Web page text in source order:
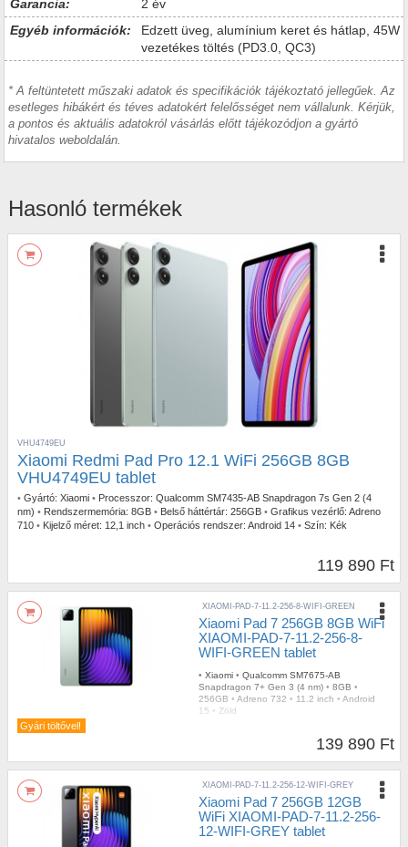
Garancia:
2 év
Egyéb információk:
Edzett üveg, alumínium keret és hátlap, 45W
vezetékes töltés (PD3.0, QC3)
* A feltüntetett műszaki adatok és specifikációk tájékoztató jellegűek. Az
esetleges hibákért és téves adatokért felelősséget nem vállalunk. Kérjük,
a pontos és aktuális adatokról vásárlás előtt tájékozódjon a gyártó
hivatalos weboldalán.
Hasonló termékek
VHU4749EU
Xiaomi Redmi Pad Pro 12.1 WiFi 256GB 8GB
VHU4749EU tablet
• Gyártó: Xiaomi • Processzor: Qualcomm SM7435-AB Snapdragon 7s Gen 2 (4
nm) • Rendszermemória: 8GB • Belső háttértár: 256GB • Grafikus vezérlő: Adreno
710 • Kijelző méret: 12,1 inch • Operációs rendszer: Android 14 • Szín: Kék
119 890 Ft
Gyári töltővel!
XIAOMI-PAD-7-11.2-256-8-WIFI-GREEN
Xiaomi Pad 7 256GB 8GB WiFi
XIAOMI-PAD-7-11.2-256-8-
WIFI-GREEN tablet
• Xiaomi • Qualcomm SM7675-AB
Snapdragon 7+ Gen 3 (4 nm) • 8GB •
256GB • Adreno 732 • 11.2 inch • Android
15 • Zöld
139 890 Ft
XIAOMI-PAD-7-11.2-256-12-WIFI-GREY
Xiaomi Pad 7 256GB 12GB
WiFi XIAOMI-PAD-7-11.2-256-
12-WIFI-GREY tablet